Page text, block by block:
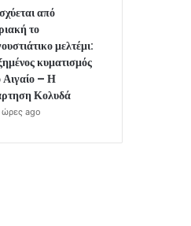
από
το
μελτέμι:
κυματισμός
Αιγαίο – Η
Κολυδά
ώρες ago